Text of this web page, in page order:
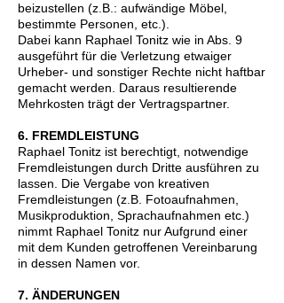
beizustellen (z.B.: aufwändige Möbel,
bestimmte Personen, etc.).
Dabei kann Raphael Tonitz wie in Abs. 9
ausgeführt für die Verletzung etwaiger
Urheber- und sonstiger Rechte nicht haftbar
gemacht werden. Daraus resultierende
Mehrkosten trägt der Vertragspartner.
6. FREMDLEISTUNG
Raphael Tonitz ist berechtigt, notwendige
Fremdleistungen durch Dritte ausführen zu
lassen. Die Vergabe von kreativen
Fremdleistungen (z.B. Fotoaufnahmen,
Musikproduktion, Sprachaufnahmen etc.)
nimmt Raphael Tonitz nur Aufgrund einer
mit dem Kunden getroffenen Vereinbarung
in dessen Namen vor.
7. ÄNDERUNGEN